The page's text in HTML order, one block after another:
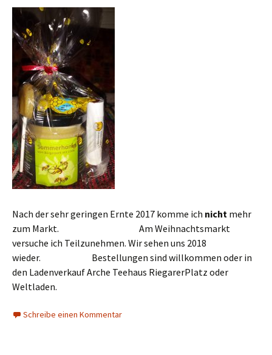
Nach der sehr geringen Ernte 2017 komme ich nicht mehr
zum Markt. Am Weihnachtsmarkt
versuche ich Teilzunehmen. Wir sehen uns 2018
wieder. Bestellungen sind willkommen oder in
den Ladenverkauf Arche Teehaus RiegarerPlatz oder
Weltladen.
Schreibe einen Kommentar